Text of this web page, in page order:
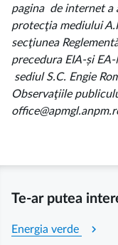
pagina de internet
protecţia mediului
secţiunea
precedura EIA-și
sediul S.C. Engie
Observaţiile
Te-ar putea
Energia verde chevron_right